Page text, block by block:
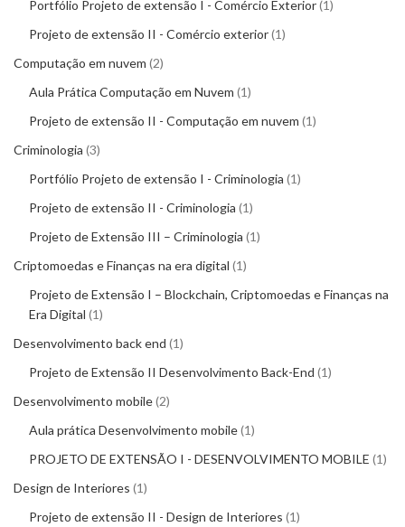
Portfólio Projeto de extensão I - Comércio Exterior 1
Projeto de extensão II - Comércio exterior 1
Computação em nuvem 2
Aula Prática Computação em Nuvem 1
Projeto de extensão II - Computação em nuvem 1
Criminologia 3
Portfólio Projeto de extensão I - Criminologia 1
Projeto de extensão II - Criminologia 1
Projeto de Extensão III – Criminologia 1
Criptomoedas e Finanças na era digital 1
Projeto de Extensão I – Blockchain, Criptomoedas e Finanças na
Era Digital 1
Desenvolvimento back end 1
Projeto de Extensão II Desenvolvimento Back-End 1
Desenvolvimento mobile 2
Aula prática Desenvolvimento mobile 1
PROJETO DE EXTENSÃO I - DESENVOLVIMENTO MOBILE 1
Design de Interiores 1
Projeto de extensão II - Design de Interiores 1